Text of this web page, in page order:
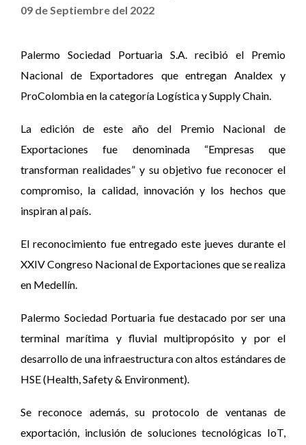
09 de Septiembre del 2022
Palermo Sociedad Portuaria S.A. recibió el Premio
Nacional de Exportadores que entregan Analdex y
ProColombia en la categoría Logística y Supply Chain.
La edición de este año del Premio Nacional de
Exportaciones fue denominada “Empresas que
transforman realidades” y su objetivo fue reconocer el
compromiso, la calidad, innovación y los hechos que
inspiran al país.
El reconocimiento fue entregado este jueves durante el
XXIV Congreso Nacional de Exportaciones que se realiza
en Medellín.
Palermo Sociedad Portuaria fue destacado por ser una
terminal marítima y fluvial multipropósito y por el
desarrollo de una infraestructura con altos estándares de
HSE (Health, Safety & Environment).
Se reconoce además, su protocolo de ventanas de
exportación, inclusión de soluciones tecnológicas IoT,